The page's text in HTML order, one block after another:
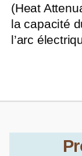
(Heat
la capacité
l’arc